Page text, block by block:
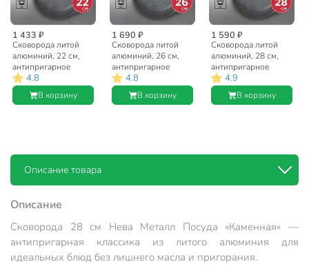
1 433 ₽
Сковорода литой
алюминий, 22 см,
антипригарное
покрытие, Нева
Металл Посуда,
Каменная, 19122
4.8
В корзину
1 690 ₽
Сковорода литой
алюминий, 26 см,
антипригарное
покрытие, Нева
Металл Посуда,
Каменная, 19126
4.8
В корзину
1 590 ₽
Сковорода литой
алюминий, 28 см,
антипригарное
покрытие, Нева
Металл Посуда,
Каменная, 19128
4.9
В корзину
Описание товара
Описание
Сковорода 28 см Нева Металл Посуда «Каменная» —
антипригарная классика из литого алюминия для
идеальных блюд без лишнего масла и пригорания.